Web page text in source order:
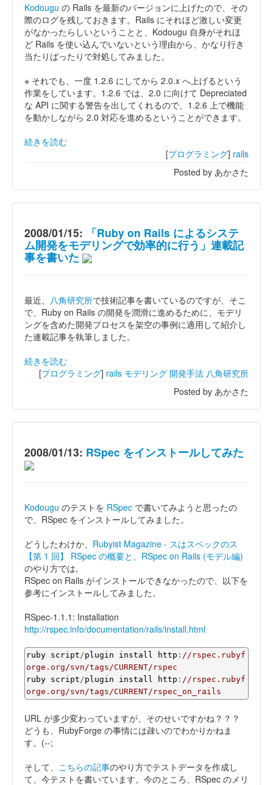
Kodougu の Rails を最新のバージョンに上げたので、その
際のログを残しておきます。Rails にそれほど激しい変更
がなかったらしいということと、Kodougu 自身がそれほ
ど Rails を使い込んでいないという理由から、かなり行き
当たりばったりで対処してみました。
※ それでも、一度 1.2.6 にしてから 2.0.x へ上げるという
作業をしています。1.2.6 では、2.0 に向けて Depreciated
な API に関する警告を出してくれるので、1.2.6 上で機能
を動かしながら 2.0 対応を進めるということができます。
続きを読む
[プログラミング] rails
Posted by あかさた
2008/01/15:
「Ruby on Rails によるシステ
ム開発をモデリングで効率的に行う」連載記
事を書いた
最近、 八角研究所で技術記事を書いているのですが、そこ
で、Ruby on Rails の開発を潤滑に進めるために、モデリ
ングを含めた開発プロセスを架空の事例に適用して紹介し
た連載記事を執筆しました。
続きを読む
[プログラミング] rails モデリング 開発手法 八角研究所
Posted by あかさた
2008/01/13: RSpec をインストールしてみた
Kodougu のテストを RSpec で書いてみようと思ったの
で、RSpec をインストールしてみました。
どうしたわけか、 Rubyist Magazine - スはスペックのス
【第 1 回】 RSpec の概要と、RSpec on Rails (モデル編)
のやり方では,
RSpec on Rails がインストールできなかったので、以下を
参考にインストールしてみました。
RSpec-1.1.1: Installation
http://rspec.info/documentation/rails/install.html
ruby script/plugin install http : //rspec.rubyf
orge.org/svn/tags/CURRENT/rspec
ruby script/plugin install http : //rspec.rubyf
orge.org/svn/tags/CURRENT/rspec_on_rails
URL が多少変わっていますが、そのせいですかね？？？
どうも、RubyForge の事情には疎いのでわかりかねま
す。(--;
そして、 こちらの記事のやり方でテストデータを作成し
て、今テストを書いています。今のところ、RSpec のメリ